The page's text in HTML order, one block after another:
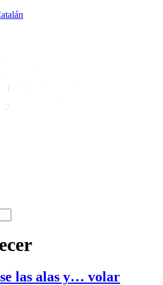
las alas y… volar